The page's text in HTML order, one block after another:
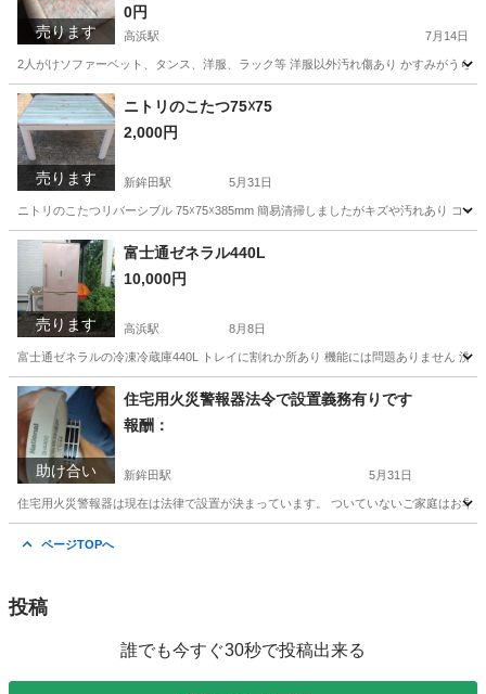
売ります
0円
高浜駅 7月14日
2人がけソファーベット、タンス、洋服、ラック等 洋服以外汚れ傷あり かすみがうら
茨城 かすみがうら市 高浜駅
売ります
ニトリのこたつ75☓75
2,000円
新鉾田駅 5月31日
ニトリのこたつリバーシブル 75☓75☓385mm 簡易清掃しましたがキズや汚れあり コー
茨城 鉾田市 新鉾田駅
売ります
富士通ゼネラル440L
10,000円
高浜駅 8月8日
富士通ゼネラルの冷凍冷蔵庫440L トレイに割れか所あり 機能には問題ありません 洗
茨城 鉾田市 高浜駅 キッチン家電
助け合い
住宅用火災警報器法令で設置義務有りです
報酬：
新鉾田駅 5月31日
住宅用火災警報器は現在は法律で設置が決まっています。 ついていないご家庭はお
ページTOPへ
投稿
誰でも今すぐ30秒で投稿出来る